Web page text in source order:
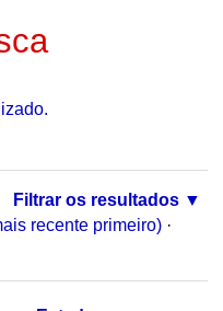
Filtrar os resultados
recente primeiro) ·